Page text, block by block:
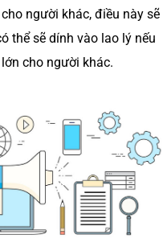
người khác, điều này sẽ
thể sẽ dính vào lao lý nếu
cho người khác.